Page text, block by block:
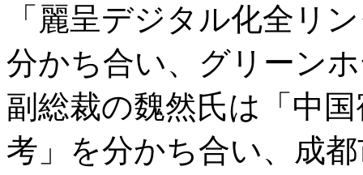
「麗呈デジタル化全リ
分かち合い、グリーン
副総裁の魏然氏は「中
考」を分かち合い、成